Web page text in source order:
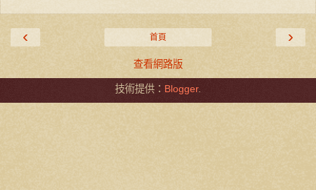
‹ ›
首頁
查看網路版
技術提供： Blogger.